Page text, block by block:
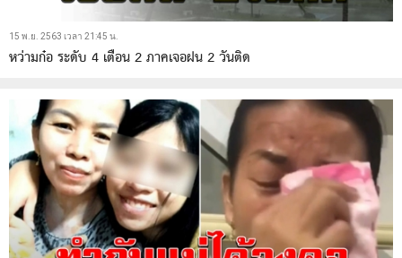
15 พ.ย. 2563 เวลา 21:45 น.
หว่ามก๋อ ระดับ 4 เตือน 2 ภาคเจอฝน 2 วันติด